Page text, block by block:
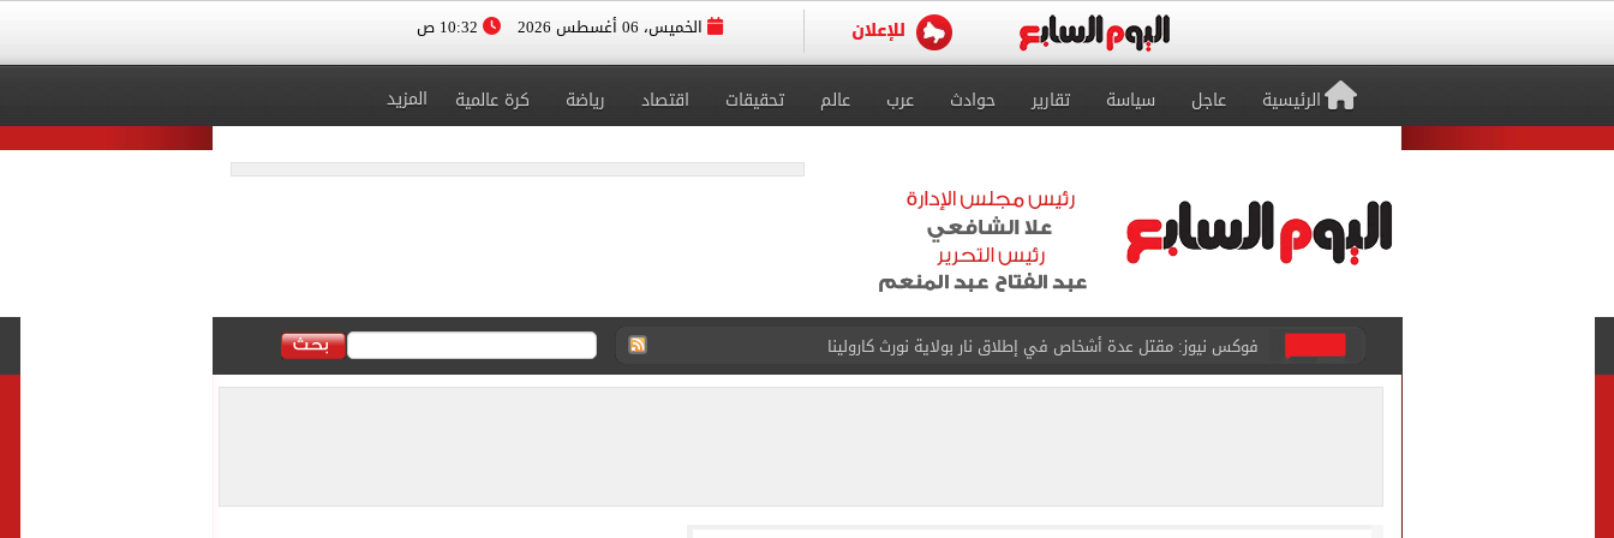
الخميس، 06 أغسطس 2026
الرئيسية عاجل سياسة تقارير حوادث عرب عالم تحقيقات اقتصاد رياضة كرة عالمية المزيد
التموين والزراعة وجهاز مستقبل مصر يعلنون طرح السكر الحر بـ25 جنيها من الغد
البنك المركزى: ارتفاع الاحتياطى الأجنبى لـ 56.3 مليار دولار نهاية يوليو
الآلاف يودعون عروس الشرقية إلى مثواها الأخير بعد وفاتها ليلة زفافها.. صور